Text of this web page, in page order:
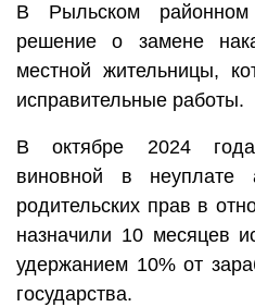
В Рыльском
решение о замене
местной жительницы,
исправительные работы.
В октябре 2024
виновной в
родительских прав в
назначили 10 месяцев
удержанием 10% от
государства.